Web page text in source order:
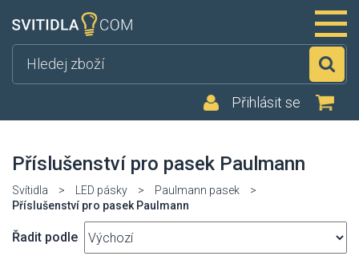
Přihlásit se
Příslušenství pro pasek Paulmann
Svítidla > LED pásky > Paulmann pasek
>
Příslušenství pro pasek Paulmann
Řadit podle